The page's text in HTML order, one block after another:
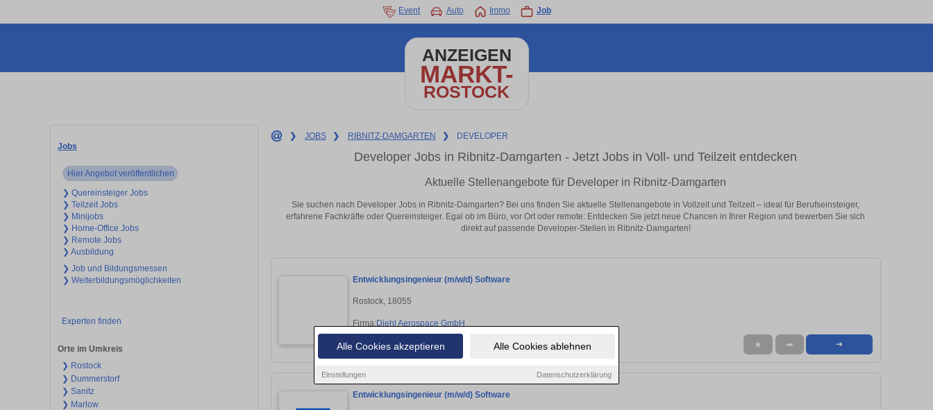
Alle Cookies akzeptieren Alle Cookies ablehnen
Einstellungen Datenschutzerklärung
Event Auto Immo Job
ANZEIGEN
MARKT-
ROSTOCK
Jobs
Hier Angebot veröffentlichen
❯ Quereinsteiger Jobs
❯ Teilzeit Jobs
❯ Minijobs
❯ Home-Office Jobs
❯ Remote Jobs
❯ Ausbildung
❯ Job und Bildungsmessen
❯ Weiterbildungsmöglichkeiten
Experten finden
Orte im Umkreis
❯ Rostock
❯ Dummerstorf
❯ Sanitz
❯ Marlow
❯ JOBS ❯ RIBNITZ-DAMGARTEN ❯ DEVELOPER
Developer Jobs in Ribnitz-Damgarten - Jetzt Jobs in Voll- und Teilzeit entdecken
Aktuelle Stellenangebote für Developer in Ribnitz-Damgarten
Sie suchen nach Developer Jobs in Ribnitz-Damgarten? Bei uns finden Sie aktuelle Stellenangebote in Vollzeit und Teilzeit – ideal für Berufseinsteiger,
erfahrene Fachkräfte oder Quereinsteiger. Egal ob im Büro, vor Ort oder remote: Entdecken Sie jetzt neue Chancen in Ihrer Region und bewerben Sie sich
direkt auf passende Developer-Stellen in Ribnitz-Damgarten!
Entwicklungsingenieur (m/w/d) Software
Rostock, 18055
Firma:Diehl Aerospace GmbH
★ ➦ ➜
Entwicklungsingenieur (m/w/d) Software